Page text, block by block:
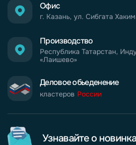
Деловое обьеденение
кластеров России
Производство
Республика Татарстан,
«Лаишево»
Офис
г. Казань, ул. Сибгата
Узнавайте о